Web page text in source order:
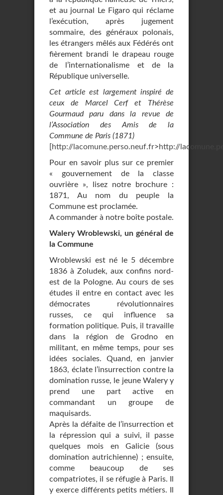
et au journal Le Figaro qui réclame
l’exécution, après jugement
sommaire, des généraux polonais,
les étrangers mêlés aux Fédérés ont
fièrement brandi le drapeau rouge
de l’internationalisme et de la
République universelle.
Cet article est largement inspiré de
ceux de Marcel Cerf et Thérèse
Gourmaud paru dans la revue de
l’Association des Amis de la
Commune de Paris (1871)
[http://lacomune.perso.neuf.fr>http://
Pour en savoir plus sur ce premier
« gouvernement de la classe
ouvrière », lisez notre brochure :
1871, Au nom du peuple la
Commune est proclamée.
A commander à notre boîte postale.
Walery Wroblewski, un général de
la Commune
Wroblewski est né le 5 décembre
1836 à Zoludek, aux confins nord-
est de la Pologne. Au cours de ses
études il entre en contact avec les
démocrates révolutionnaires
russes, ce qui influence sa
formation politique. Puis, il travaille
dans la région de Grodno en
militant, en même temps, pour ses
idées sociales. Quand, en janvier
1863, éclate l’insurrection contre la
domination russe, le jeune Walery y
prend une part active en
commandant un groupe de
maquisards.
Après la défaite de l’insurrection et
la répression qui a suivi, il passe
quelques mois en Galicie (sous
domination autrichienne) ; ensuite,
comme beaucoup de ses
compatriotes, il se réfugie à Paris. Il
y exerce différents petits métiers. Il